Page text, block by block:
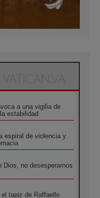
a una vigilia de
estabilidad
espiral de violencia y
Dios, no desesperarnos
tapiz de Raffaello